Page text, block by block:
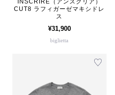
INSCRIRE（アンスクリア）
CUT8 ラフィガーゼマキシドレ
ス
¥31,900
biglietta